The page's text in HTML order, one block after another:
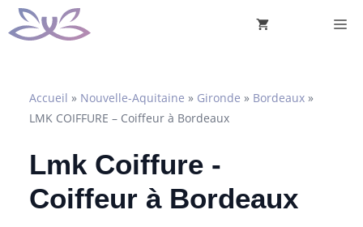
Aller
au
Accueil » Nouvelle-Aquitaine » Gironde » Bordeaux »
LMK COIFFURE – Coiffeur à Bordeaux
Lmk Coiffure -
Coiffeur à Bordeaux